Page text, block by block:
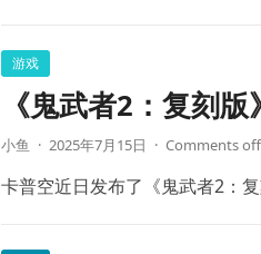
游戏
《鬼武者2：复刻
小鱼 · 2025年7月15日 · Comments off
卡普空近日发布了《鬼武者2：